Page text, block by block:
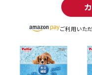
ご利用いただ